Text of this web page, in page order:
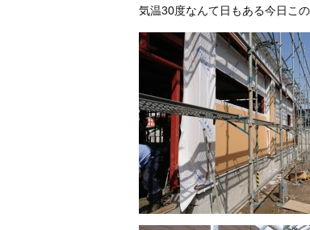
気温30度なんて日もある今日こ